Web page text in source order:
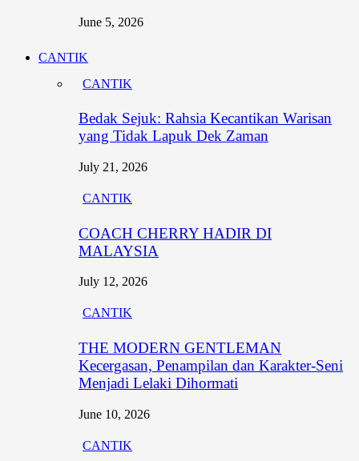
June 5, 2026
CANTIK
CANTIK
Bedak Sejuk: Rahsia Kecantikan Warisan
yang Tidak Lapuk Dek Zaman
July 21, 2026
CANTIK
COACH CHERRY HADIR DI
MALAYSIA
July 12, 2026
CANTIK
THE MODERN GENTLEMAN
Kecergasan, Penampilan dan Karakter-Seni
Menjadi Lelaki Dihormati
June 10, 2026
CANTIK